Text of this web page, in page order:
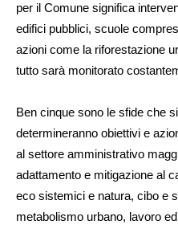
per il Comune significa
edifici pubblici, scuole
azioni come la riforestazione
tutto sarà monitorato
Ben cinque sono le sfide che
determineranno obiettivi e
al settore amministrativo
adattamento e mitigazione al
eco sistemici e natura, cibo e
metabolismo urbano, lavoro